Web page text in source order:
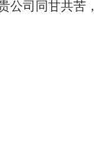
公司同甘共苦